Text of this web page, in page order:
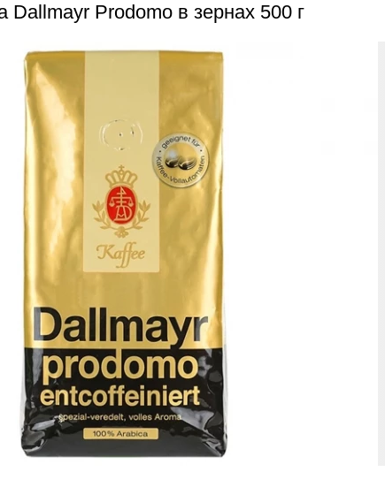
Prodomo в зернах 500 г